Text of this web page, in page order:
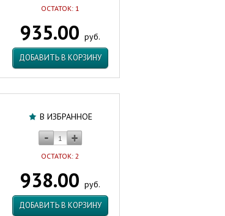
ОСТАТОК: 1
935.00 руб.
ДОБАВИТЬ В КОРЗИНУ
В ИЗБРАННОЕ
ОСТАТОК: 2
938.00 руб.
ДОБАВИТЬ В КОРЗИНУ